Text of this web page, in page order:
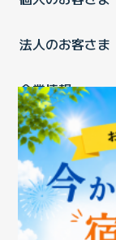
法人のお客さま
企業情報
ご利用中の方
お問い合わせ 消費
個人情報保護ポリ
特定商取引法に基
商標について